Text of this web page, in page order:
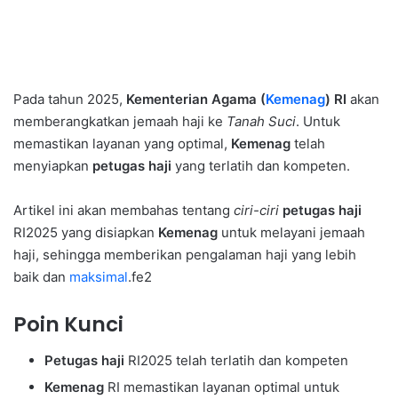
Pada tahun 2025, Kementerian Agama (Kemenag) RI akan
memberangkatkan jemaah haji ke Tanah Suci. Untuk
memastikan layanan yang optimal, Kemenag telah
menyiapkan petugas haji yang terlatih dan kompeten.
Artikel ini akan membahas tentang ciri-ciri petugas haji
RI2025 yang disiapkan Kemenag untuk melayani jemaah
haji, sehingga memberikan pengalaman haji yang lebih
baik dan maksimal.fe2
Poin Kunci
Petugas haji RI2025 telah terlatih dan kompeten
Kemenag RI memastikan layanan optimal untuk